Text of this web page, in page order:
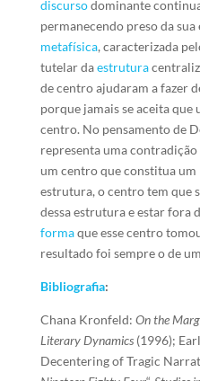
discursodominante
permanecendo preso da
metafísica, caracterizada
tutelar daestrutura
de centro ajudaram a fazer
porque jamais se aceita que
centro. No pensamento de
representa uma
um centro que constitua um
estrutura, o centro tem que
dessa estrutura e estar fora
formaque esse centro
resultado foi sempre o de
Bibliografia:
Chana Kronfeld: On the
Literary Dynamics(1996);
Decentering of Tragic